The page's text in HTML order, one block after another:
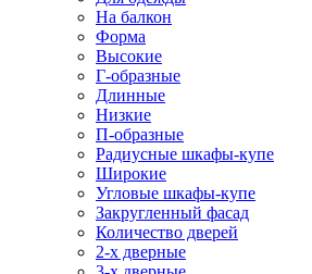
На балкон
Форма
Высокие
Г-образные
Длинные
Низкие
П-образные
Радиусные шкафы-купе
Широкие
Угловые шкафы-купе
Закругленный фасад
Количество дверей
2-х дверные